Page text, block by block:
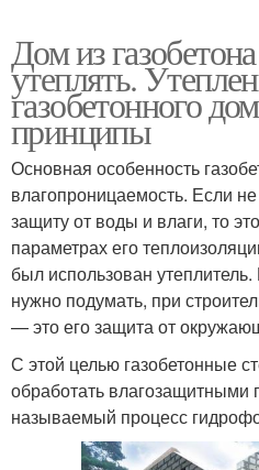
Дом из
утеплять.
газобетонного
принципы
Основная особенность
влагопроницаемость. Если
защиту от воды и влаги, то
параметрах его
был использован
нужно подумать, при
— это его защита от
С этой целью газобетонные
обработать влагозащитными
называемый процесс